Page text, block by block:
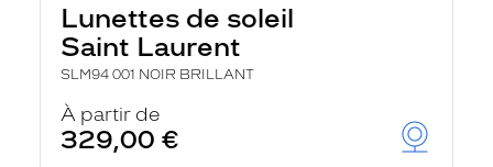
Lunettes de soleil
Saint Laurent
SLM94 001 NOIR BRILLANT
À partir de
329,00 €